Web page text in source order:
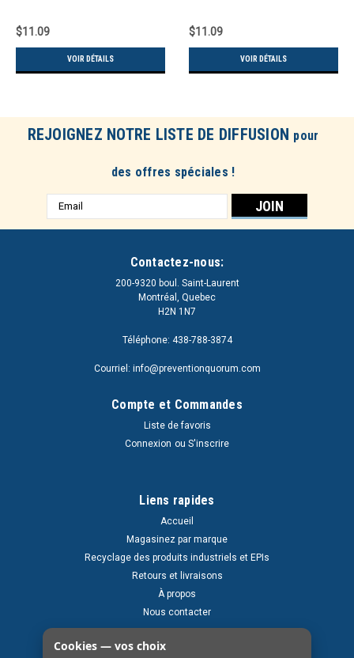
$11.09
VOIR DÉTAILS
$11.09
VOIR DÉTAILS
REJOIGNEZ NOTRE LISTE DE DIFFUSION pour
des offres spéciales !
Adresse
e-
Contactez-nous:
200-9320 boul. Saint-Laurent
Montréal, Quebec
H2N 1N7
Téléphone: 438-788-3874
Courriel: info@preventionquorum.com
Compte et Commandes
Liste de favoris
Connexion ou S'inscrire
Liens rapides
Accueil
Magasinez par marque
Recyclage des produits industriels et EPIs
Retours et livraisons
À propos
Nous contacter
Cookies — vos choix